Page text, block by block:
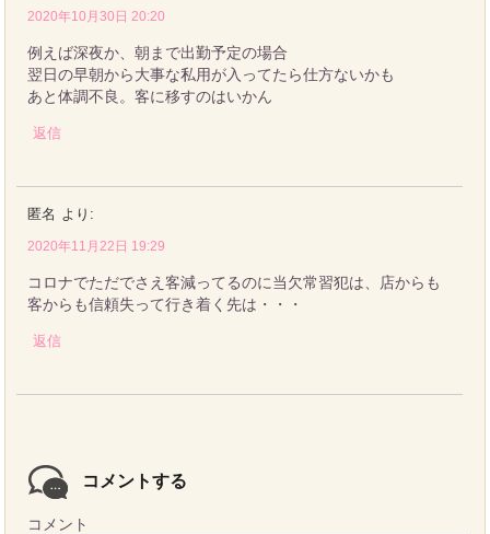
2020年10月30日 20:20
例えば深夜か、朝まで出勤予定の場合
翌日の早朝から大事な私用が入ってたら仕方ないかも
あと体調不良。客に移すのはいかん
返信
匿名 より:
2020年11月22日 19:29
コロナでただでさえ客減ってるのに当欠常習犯は、店からも
客からも信頼失って行き着く先は・・・
返信
コメントする
コメント